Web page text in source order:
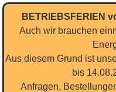
Zum Hauptinhalt springen
BETRIEBSFERIEN
Auch wir brauchen
Aus diesem Grund ist
bis
Anfragen,